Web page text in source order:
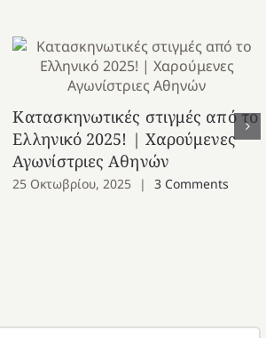
Κατασκηνωτικές στιγμές από το
Ελληνικό 2025! | Χαρούμενες
Αγωνίστριες Αθηνών
25 Οκτωβρίου, 2025 | 3 Comments